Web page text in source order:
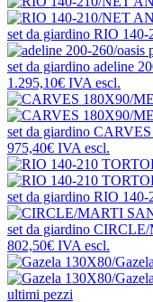
set da giardino RIO
set da giardino adeline
1.295,10€ IVA escl.
set da giardino
975,40€ IVA escl.
set da giardino RIO
set da giardino
802,50€ IVA escl.
ultimi pezzi